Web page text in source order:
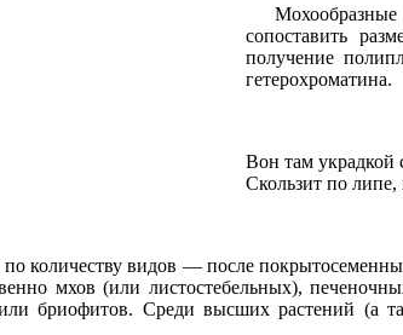
сопоставить
получение
гетерохроматина.
Вон там украдкой
Скользит по липе,
по количеству видов — после
мхов (или листостебельных),
бриофитов. Среди высших растений (а